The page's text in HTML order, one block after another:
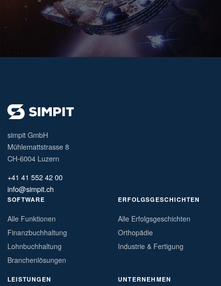
simpit GmbH
Mühlemattstrasse 8
CH-6004 Luzern
+41 41 552 42 00
info@simpit.ch
SOFTWARE
Alle Funktionen
Finanzbuchhaltung
Lohnbuchhaltung
Branchenlösungen
ERFOLGSGESCHICHTEN
Alle Erfolgsgeschichten
Orthopädie
Industrie & Fertigung
LEISTUNGEN UNTERNEHMEN